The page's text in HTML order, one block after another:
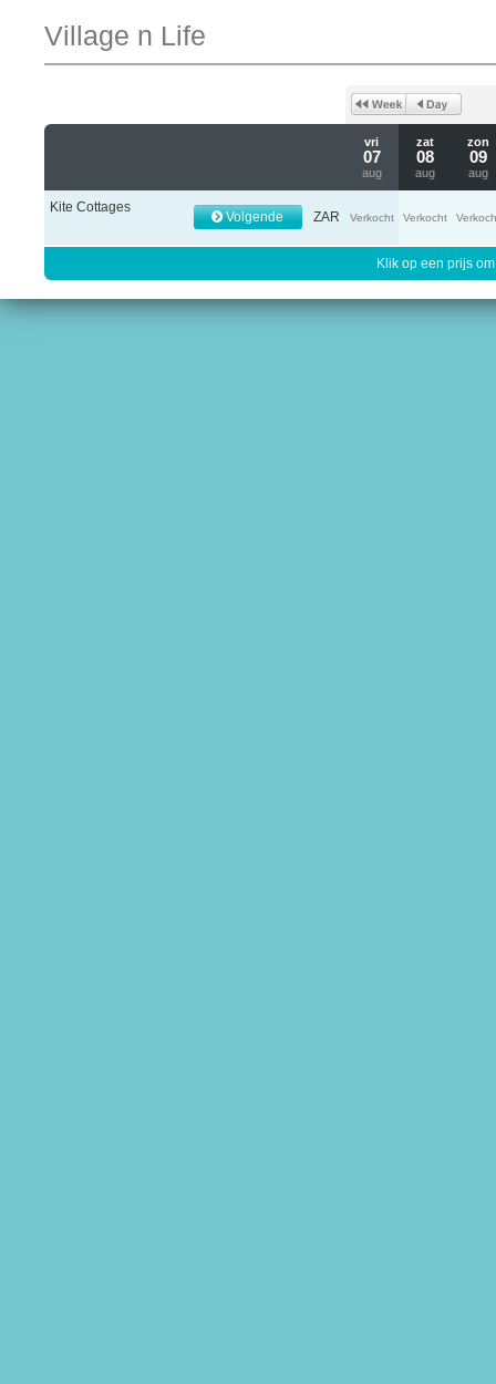
Village n Life
vri
07
aug
zat
08
aug
zon
09
aug
Kite Cottages
Volgende ZAR Verkocht Verkocht
Klik op een prijs